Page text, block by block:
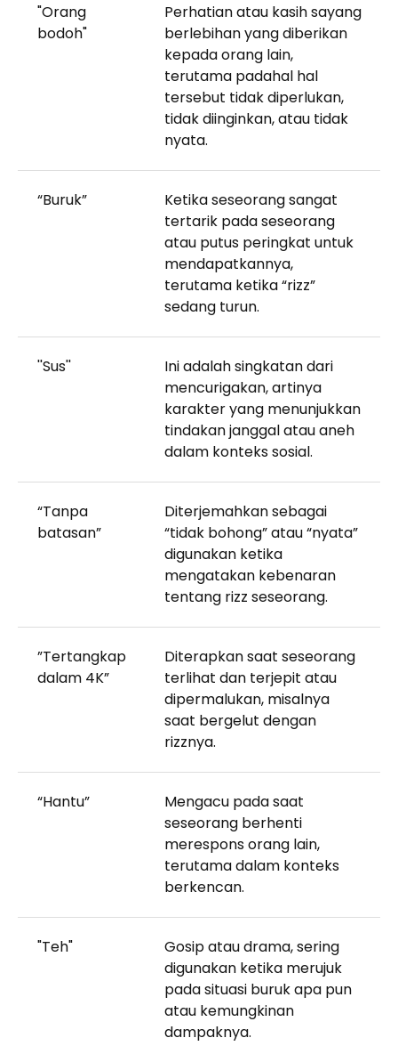
"Orang
bodoh"
Perhatian atau kasih sayang
berlebihan yang diberikan
kepada orang lain,
terutama padahal hal
tersebut tidak diperlukan,
tidak diinginkan, atau tidak
nyata.
“Buruk”
Ketika seseorang sangat
tertarik pada seseorang
atau putus peringkat untuk
mendapatkannya,
terutama ketika “rizz”
sedang turun.
''Sus''
Ini adalah singkatan dari
mencurigakan, artinya
karakter yang menunjukkan
tindakan janggal atau aneh
dalam konteks sosial.
“Tanpa
batasan”
Diterjemahkan sebagai
“tidak bohong” atau “nyata”
digunakan ketika
mengatakan kebenaran
tentang rizz seseorang.
”Tertangkap
dalam 4K”
Diterapkan saat seseorang
terlihat dan terjepit atau
dipermalukan, misalnya
saat bergelut dengan
rizznya.
“Hantu”
Mengacu pada saat
seseorang berhenti
merespons orang lain,
terutama dalam konteks
berkencan.
"Teh"
Gosip atau drama, sering
digunakan ketika merujuk
pada situasi buruk apa pun
atau kemungkinan
dampaknya.